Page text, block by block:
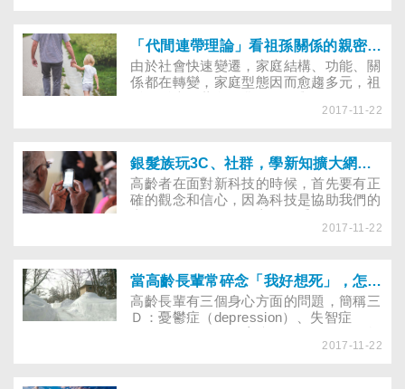
的罹患率更比日本高出8倍！不過，只要
每週做2次毛巾操，就能有效改善。
「代間連帶理論」看祖孫關係的親密程度
由於社會快速變遷，家庭結構、功能、關
係都在轉變，家庭型態因而愈趨多元，祖
不同型態。最常見的是，父母在外地打
現一種父母與祖父母同住或住附近，由祖
父母與父母協同照顧子女的做法。這群新
世代的祖父母，相較傳統以往的祖父母，
可能有更好的教育程度，以及更能接受新
2017-11-22
銀髮族玩3C、社群，學新知擴大網路世界！
高齡者在面對新科技的時候，首先要有正
確的觀念和信心，因為科技是協助我們的
忘記，可以作一些小筆記，但如果真的忘
我們身為年輕人、家人，或志工夥伴等，
更要有愛心、耐心和同理心，當面對老人
家詢問科技工具的使用方式時，可以停下
來多花一些心思給予回饋，雖然只是撥出
一點點的關切時間和細心對話，甚至是一
2017-11-22
當高齡長輩常碎念「我好想死」，怎麼辦？
高齡長輩有三個身心方面的問題，簡稱三
Ｄ：憂鬱症（depression）、失智症
療老年憂鬱症可以分成藥物與非藥物兩
2017-11-22